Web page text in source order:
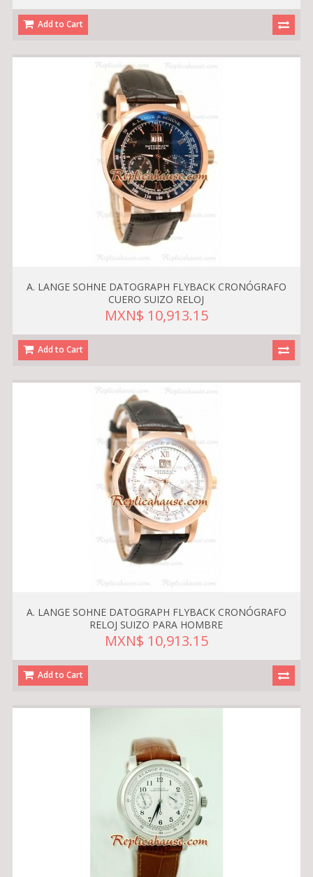
Add to Cart
A. LANGE SOHNE DATOGRAPH FLYBACK CRONÓGRAFO
CUERO SUIZO RELOJ
MXN$ 10,913.15
Add to Cart
A. LANGE SOHNE DATOGRAPH FLYBACK CRONÓGRAFO
RELOJ SUIZO PARA HOMBRE
MXN$ 10,913.15
Add to Cart